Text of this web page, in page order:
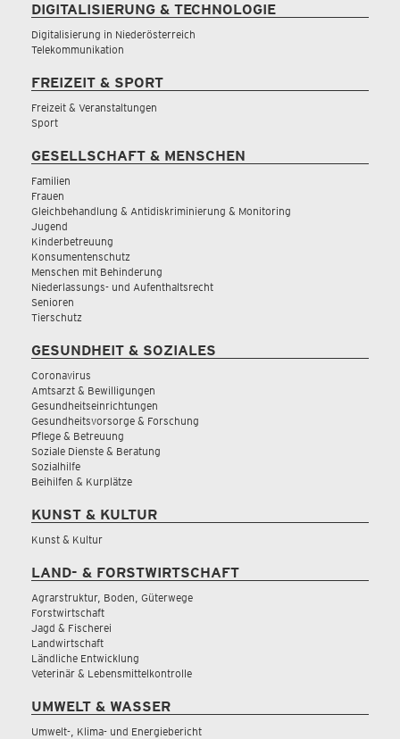
DIGITALISIERUNG & TECHNOLOGIE
Digitalisierung in Niederösterreich
Telekommunikation
FREIZEIT & SPORT
Freizeit & Veranstaltungen
Sport
GESELLSCHAFT & MENSCHEN
Familien
Frauen
Gleichbehandlung & Antidiskriminierung & Monitoring
Jugend
Kinderbetreuung
Konsumentenschutz
Menschen mit Behinderung
Niederlassungs- und Aufenthaltsrecht
Senioren
Tierschutz
GESUNDHEIT & SOZIALES
Coronavirus
Amtsarzt & Bewilligungen
Gesundheitseinrichtungen
Gesundheitsvorsorge & Forschung
Pflege & Betreuung
Soziale Dienste & Beratung
Sozialhilfe
Beihilfen & Kurplätze
KUNST & KULTUR
Kunst & Kultur
LAND- & FORSTWIRTSCHAFT
Agrarstruktur, Boden, Güterwege
Forstwirtschaft
Jagd & Fischerei
Landwirtschaft
Ländliche Entwicklung
Veterinär & Lebensmittelkontrolle
UMWELT & WASSER
Umwelt-, Klima- und Energiebericht